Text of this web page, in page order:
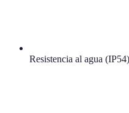
Resistencia al agua (IP54)